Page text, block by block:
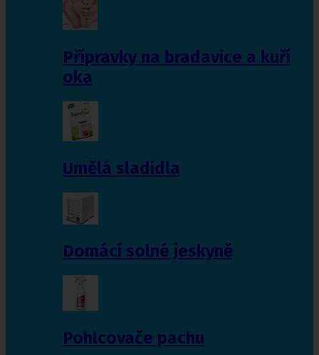
Přípravky na bradavice a kuří
oka
Umělá sladidla
Domácí solné jeskyně
Pohlcovače pachu